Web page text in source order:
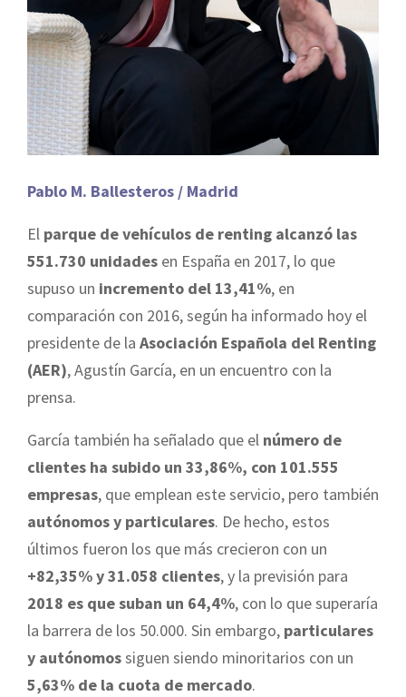
Pablo M. Ballesteros / Madrid
El parque de vehículos de renting alcanzó las
551.730 unidades en España en 2017, lo que
supuso un incremento del 13,41%, en
comparación con 2016, según ha informado hoy el
presidente de la Asociación Española del Renting
(AER), Agustín García, en un encuentro con la
prensa.
García también ha señalado que el número de
clientes ha subido un 33,86%, con 101.555
empresas, que emplean este servicio, pero también
autónomos y particulares. De hecho, estos
últimos fueron los que más crecieron con un
+82,35% y 31.058 clientes, y la previsión para
2018 es que suban un 64,4%, con lo que superaría
la barrera de los 50.000. Sin embargo, particulares
y autónomossiguen siendo minoritarios con un
5,63% de la cuota de mercado.